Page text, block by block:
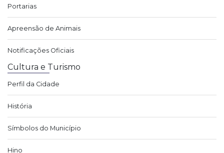
Portarias
Apreensão de Animais
Notificações Oficiais
Cultura e Turismo
Perfil da Cidade
História
Símbolos do Município
Hino